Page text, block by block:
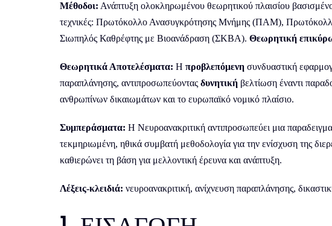
Μέθοδοι: Ανάπτυξη ολοκληρωμένου θεωρητικού πλαισίου
τεχνικές: Πρωτόκολλο Ανασυγκρότησης Μνήμης (ΠΑΜ),
Σιωπηλός Καθρέφτης με Βιοανάδραση (ΣΚΒΑ). Θεωρητική
Θεωρητικά Αποτελέσματα: Η προβλεπόμενη συνδυαστική
παραπλάνησης, αντιπροσωπεύοντας δυνητική βελτίωση έναντι
ανθρωπίνων δικαιωμάτων και το ευρωπαϊκό νομικό πλαίσιο.
Συμπεράσματα: Η Νευροανακριτική αντιπροσωπεύει μια
τεκμηριωμένη, ηθικά συμβατή μεθοδολογία για την ενίσχυση της
καθιερώνει τη βάση για μελλοντική έρευνα και ανάπτυξη.
Λέξεις-κλειδιά: νευροανακριτική, ανίχνευση παραπλάνησης,